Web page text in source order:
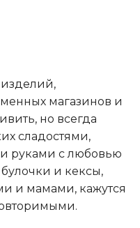
магазинов и
но всегда
сладостями,
руками с любовью
и кексы,
и мамами, кажутся